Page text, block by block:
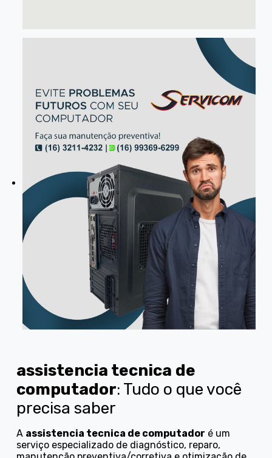
assistencia tecnica de
computador: Tudo o que você
precisa saber
A assistencia tecnica de computador é um
serviço especializado de diagnóstico, reparo,